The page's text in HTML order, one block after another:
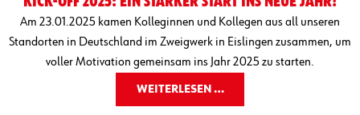
Am 23.01.2025 kamen Kolleginnen und Kollegen aus all unseren
Standorten in Deutschland im Zweigwerk in Eislingen zusammen, um
voller Motivation gemeinsam ins Jahr 2025 zu starten.
WEITERLESEN …